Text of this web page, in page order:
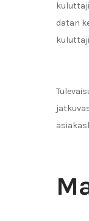
datan